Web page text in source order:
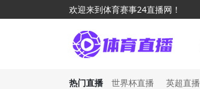
欢迎来到体育赛事24直播网！
热门直播 世界杯直播 英超直播